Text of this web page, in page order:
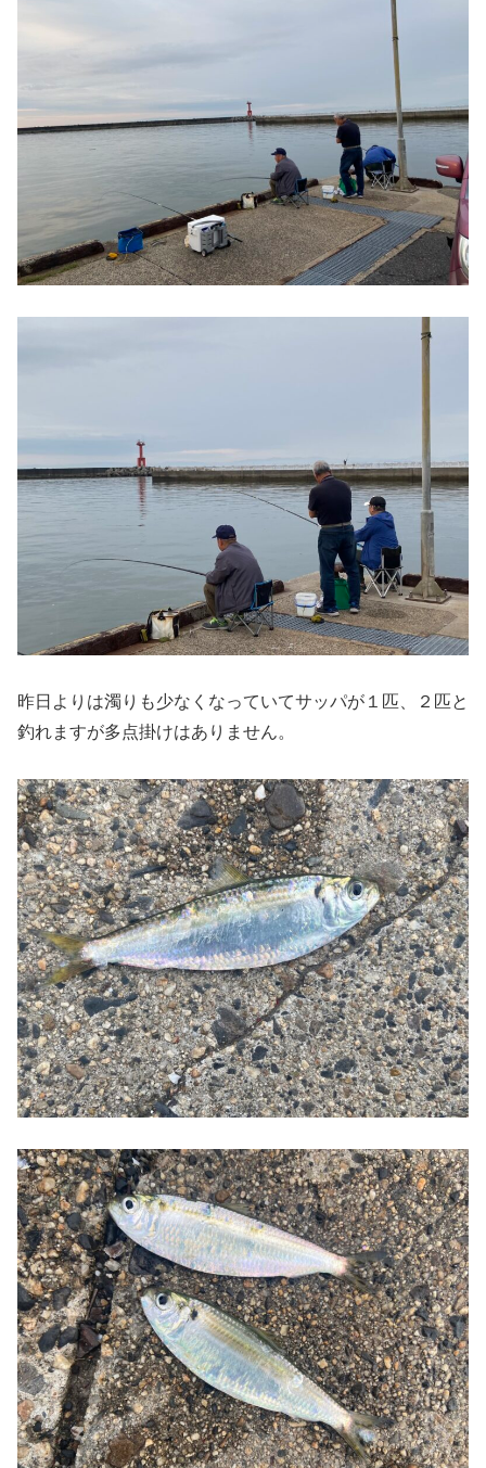
昨日よりは濁りも少なくなっていてサッパが１匹、２匹と
釣れますが多点掛けはありません。